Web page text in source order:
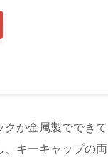
か金属製でできて
、キーキャップの両